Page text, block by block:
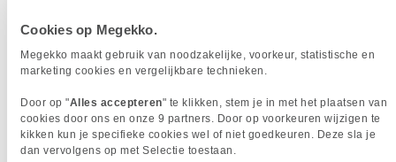
Cookies op Megekko.
Megekko maakt gebruik van noodzakelijke, voorkeur, statistische en
marketing cookies en vergelijkbare technieken.
Door op "Alles accepteren" te klikken, stem je in met het plaatsen van
cookies door ons en onze 9 partners. Door op voorkeuren wijzigen te
kikken kun je specifieke cookies wel of niet goedkeuren. Deze sla je
dan vervolgens op met Selectie toestaan.
ERGONOMIE
Eigenschap Waarde
Bereik kantelhoek
20 - -5°
Bevestigingsmogelijkheid
voor kabelslot
✓︎
Portretstand
✓︎
Draaibaar
✓︎
ACT Monitorarm max 32" office met gasveer, 1
54,95
✛
0 artikelen geselecteerd